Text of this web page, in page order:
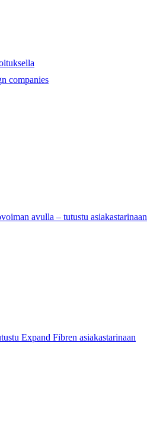
companies
avulla – tutustu asiakastarinaan
Expand Fibren asiakastarinaan